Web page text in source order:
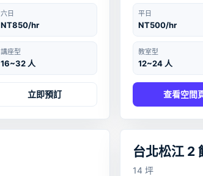
六日
NT850/hr
講座型
16~32 人
立即預訂
平日
NT500/hr
教室型
12~24 人
查看空間
› ‹
台北松江 2
14 坪